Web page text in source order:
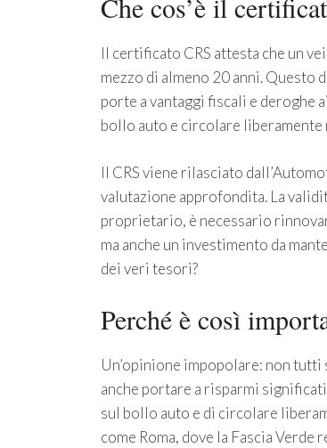
Che cos’è il
Il certificato CRS attesta che un
mezzo di almeno 20 anni. Questo
porte a vantaggi fiscali e deroghe
bollo auto e circolare liberamente
Il CRS viene rilasciato
valutazione approfondita. La
proprietario, è necessario
ma anche un investimento da
dei veri tesori?
Perché è così
Un’opinione impopolare: non tutti
anche portare a risparmi
sul bollo auto e di circolare
come Roma, dove la Fascia